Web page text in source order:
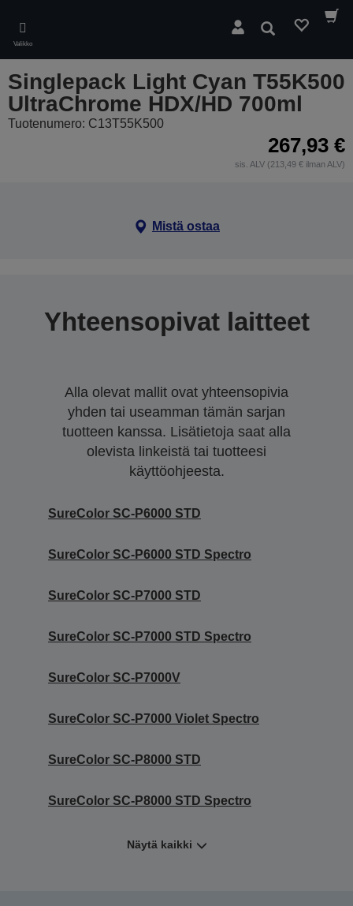
main
content
Valikko
Hae
Singlepack Light Cyan T55K500
UltraChrome HDX/HD 700ml
Tuotenumero: C13T55K500
267,93 €
sis. ALV (213,49 € ilman ALV)
Mistä ostaa
Yhteensopivat laitteet
Alla olevat mallit ovat yhteensopivia
yhden tai useamman tämän sarjan
tuotteen kanssa. Lisätietoja saat alla
olevista linkeistä tai tuotteesi
käyttöohjeesta.
SureColor SC-P6000 STD
SureColor SC-P6000 STD Spectro
SureColor SC-P7000 STD
SureColor SC-P7000 STD Spectro
SureColor SC-P7000V
SureColor SC-P7000 Violet Spectro
SureColor SC-P8000 STD
SureColor SC-P8000 STD Spectro
Näytä kaikki